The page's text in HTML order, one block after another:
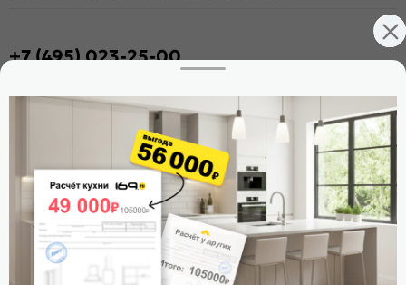
+7 (495) 023-25-00
Стать дилером
Расскажите о нас
Поделиться
Оцените магазин
ИКС 1180